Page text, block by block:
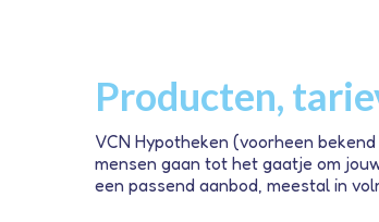
Producten,
VCN Hypotheken (voorheen
mensen gaan tot het gaatje om
een passend aanbod, meestal in